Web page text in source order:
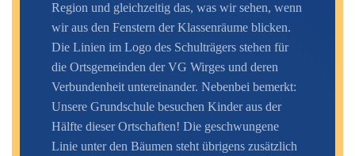
Region und gleichzeitig das, was wir sehen, wenn
wir aus den Fenstern der Klassenräume blicken.
Die Linien im Logo des Schulträgers stehen für
die Ortsgemeinden der VG Wirges und deren
Verbundenheit untereinander. Nebenbei bemerkt:
Unsere Grundschule besuchen Kinder aus der
Hälfte dieser Ortschaften! Die geschwungene
Linie unter den Bäumen steht übrigens zusätzlich